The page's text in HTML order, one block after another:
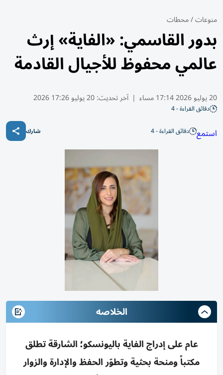
منوعات/محطات
بدور القاسمي: «الفاية» إرث
عالمي محفوظ للأجيال القادمة
20 يوليو 2026 17:14 مساء | آخر تحديث:20 يوليو 17:26 2026
دقائق القراءة - 4
استمع دقائق القراءة - 4 شارك
الخلاصه
عام على إدراج الفاية باليونسكو؛ الشارقة تطلق
مكتباً ومنحة بحثية وتطوّر الحفظ والإدارة والزوار